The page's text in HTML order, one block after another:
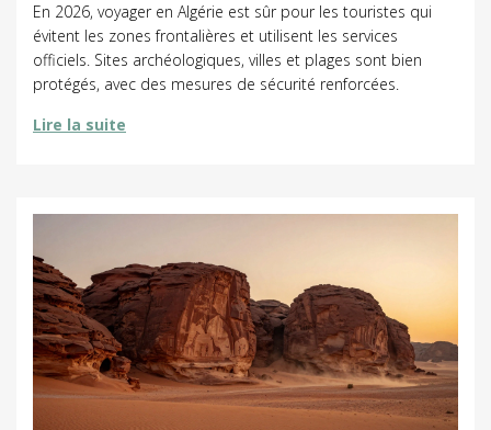
En 2026, voyager en Algérie est sûr pour les touristes qui
évitent les zones frontalières et utilisent les services
officiels. Sites archéologiques, villes et plages sont bien
protégés, avec des mesures de sécurité renforcées.
Lire la suite